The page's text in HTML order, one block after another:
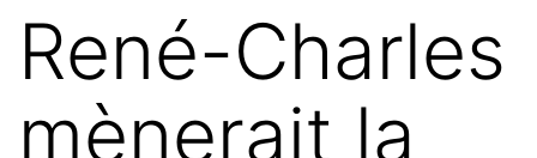
René-Charles
mènerait la